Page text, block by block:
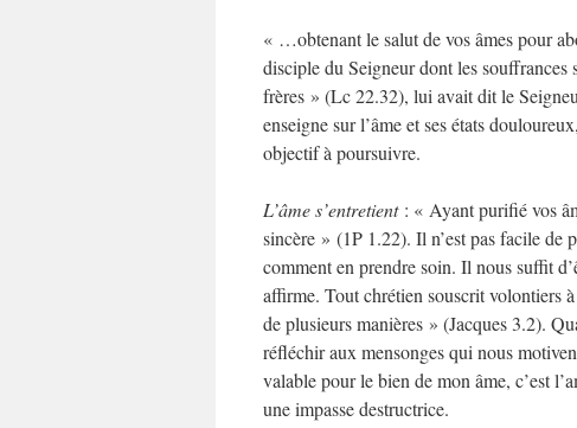
« …obtenant le salut de vos âmes pour
disciple du Seigneur dont les souffrances
frères » (Lc 22.32), lui avait dit le
enseigne sur l’âme et ses états
objectif à poursuivre.
L’âme s’entretient: « Ayant purifié vos
sincère » (1P 1.22). Il n’est pas facile de
comment en prendre soin. Il nous suffit
affirme. Tout chrétien souscrit volontiers
de plusieurs manières » (Jacques 3.2).
réfléchir aux mensonges qui nous
valable pour le bien de mon âme, c’est
une impasse destructrice.